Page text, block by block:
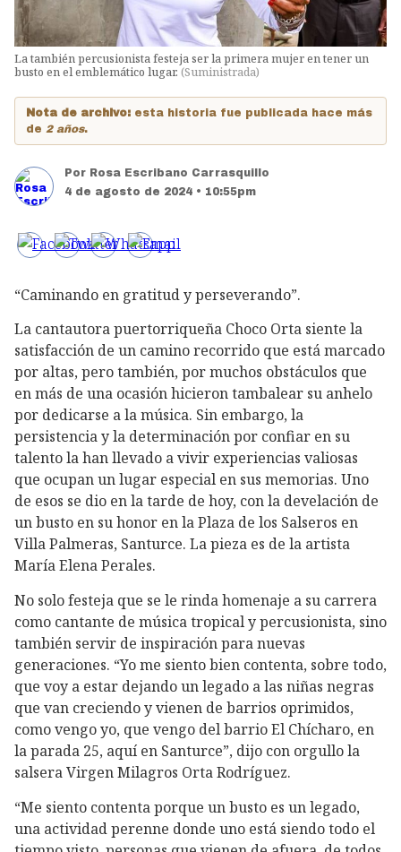
La también percusionista festeja ser la primera mujer en tener un
busto en el emblemático lugar. (Suministrada)
Nota de archivo: esta historia fue publicada hace más
de 2 años.
Por Rosa Escribano Carrasquillo
4 de agosto de 2024 • 10:55pm
“Caminando en gratitud y perseverando”.
La cantautora puertorriqueña Choco Orta siente la
satisfacción de un camino recorrido que está marcado
por altas, pero también, por muchos obstáculos que
en más de una ocasión hicieron tambalear su anhelo
por dedicarse a la música. Sin embargo, la
persistencia y la determinación por confiar en su
talento la han llevado a vivir experiencias valiosas
que ocupan un lugar especial en sus memorias. Uno
de esos se dio en la tarde de hoy, con la develación de
un busto en su honor en la Plaza de los Salseros en
Villa Palmeras, Santurce. La pieza es de la artista
María Elena Perales.
No solo festeja que se le rinda homenaje a su carrera
como cantante de música tropical y percusionista, sino
también servir de inspiración para nuevas
generaciones. “Yo me siento bien contenta, sobre todo,
que voy a estar dejando un legado a las niñas negras
que van creciendo y vienen de barrios oprimidos,
como vengo yo, que vengo del barrio El Chícharo, en
la parada 25, aquí en Santurce”, dijo con orgullo la
salsera Virgen Milagros Orta Rodríguez.
“Me siento contenta porque un busto es un legado,
una actividad perenne donde uno está siendo todo el